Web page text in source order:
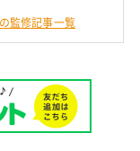
監修記事一覧